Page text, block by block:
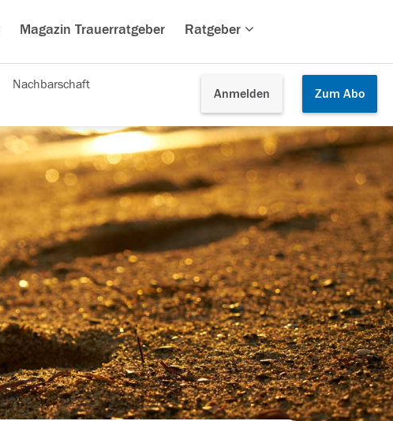
Magazin Trauerratgeber Ratgeber
Anmelden Zum Abo
Nachbarschaft